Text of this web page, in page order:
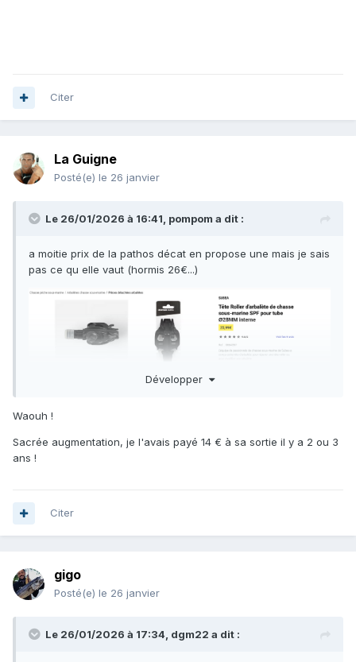
Citer
La Guigne
Posté(e) le 26 janvier
Le 26/01/2026 à 16:41, pompom a dit :
a moitie prix de la pathos décat en propose une mais je sais
pas ce qu elle vaut (hormis 26€...)
Développer
Waouh !
Sacrée augmentation, je l'avais payé 14 € à sa sortie il y a 2 ou 3
ans !
Citer
gigo
Posté(e) le 26 janvier
Le 26/01/2026 à 17:34, dgm22 a dit :